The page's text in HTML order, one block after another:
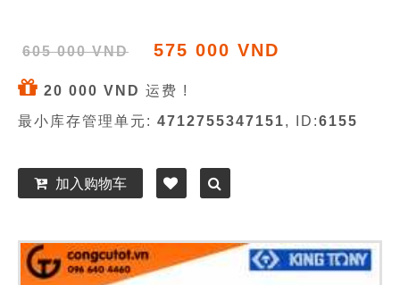
605 000 VND 575 000 VND
20 000 VND 运费 !
最小库存管理单元: 4712755347151, ID:6155
加入购物车